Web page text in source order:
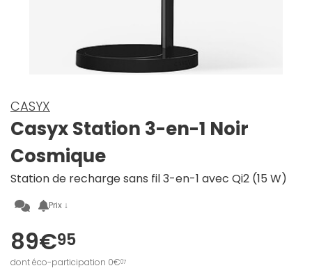
CASYX
Casyx Station 3-en-1 Noir
Cosmique
Station de recharge sans fil 3-en-1 avec Qi2 (15 W)
Prix ↓
89€95
dont éco-participation 0€07